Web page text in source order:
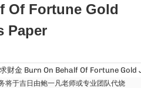
Of Fortune Gold
Paper
求财金 Burn On Behalf Of Fortune Gold
务将于吉日由鲍一凡老师或专业团队代烧